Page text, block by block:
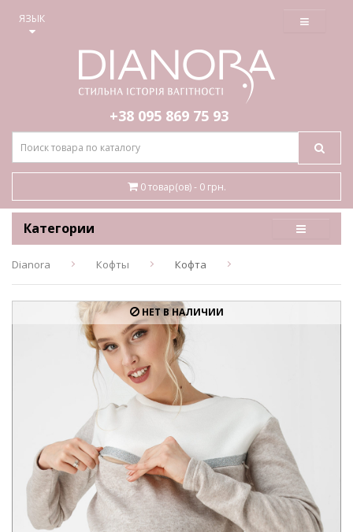
ЯЗЫК ≡
+38 095 869 75 93
0 товар(ов) - 0 грн.
Категории
Dianora Кофты Кофта
НЕТ В НАЛИЧИИ